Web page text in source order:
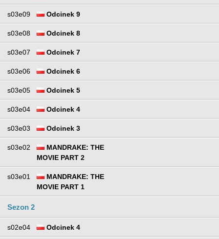
s03e09 Odcinek 9
s03e08 Odcinek 8
s03e07 Odcinek 7
s03e06 Odcinek 6
s03e05 Odcinek 5
s03e04 Odcinek 4
s03e03 Odcinek 3
s03e02
MANDRAKE: THE
MOVIE PART 2
s03e01
MANDRAKE: THE
MOVIE PART 1
Sezon 2
s02e04 Odcinek 4